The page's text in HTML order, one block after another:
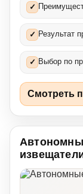
✓
✓ Результат
✓ Выбор по
Смотреть